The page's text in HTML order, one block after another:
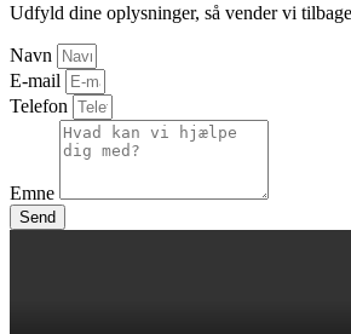
Udfyld dine oplysninger, så vender vi
Navn
E-mail
Telefon
Emne
Send